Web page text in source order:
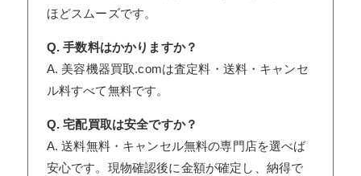
ほどスムーズです。
Q. 手数料はかかりますか？
A. 美容機器買取.comは査定料・送料・キャンセ
ル料すべて無料です。
Q. 宅配買取は安全ですか？
A. 送料無料・キャンセル無料の専門店を選べば
安心です。現物確認後に金額が確定し、納得で